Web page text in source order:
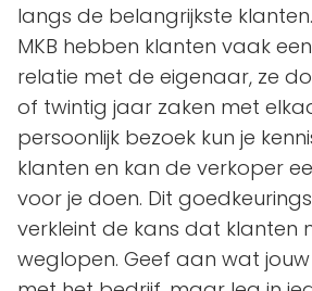
langs de belangrijkste
MKB hebben klanten vaak
relatie met de eigenaar, ze
of twintig jaar zaken met
persoonlijk bezoek kun je
klanten en kan de verkoper
voor je doen. Dit
verkleint de kans dat klanten
weglopen. Geef aan wat